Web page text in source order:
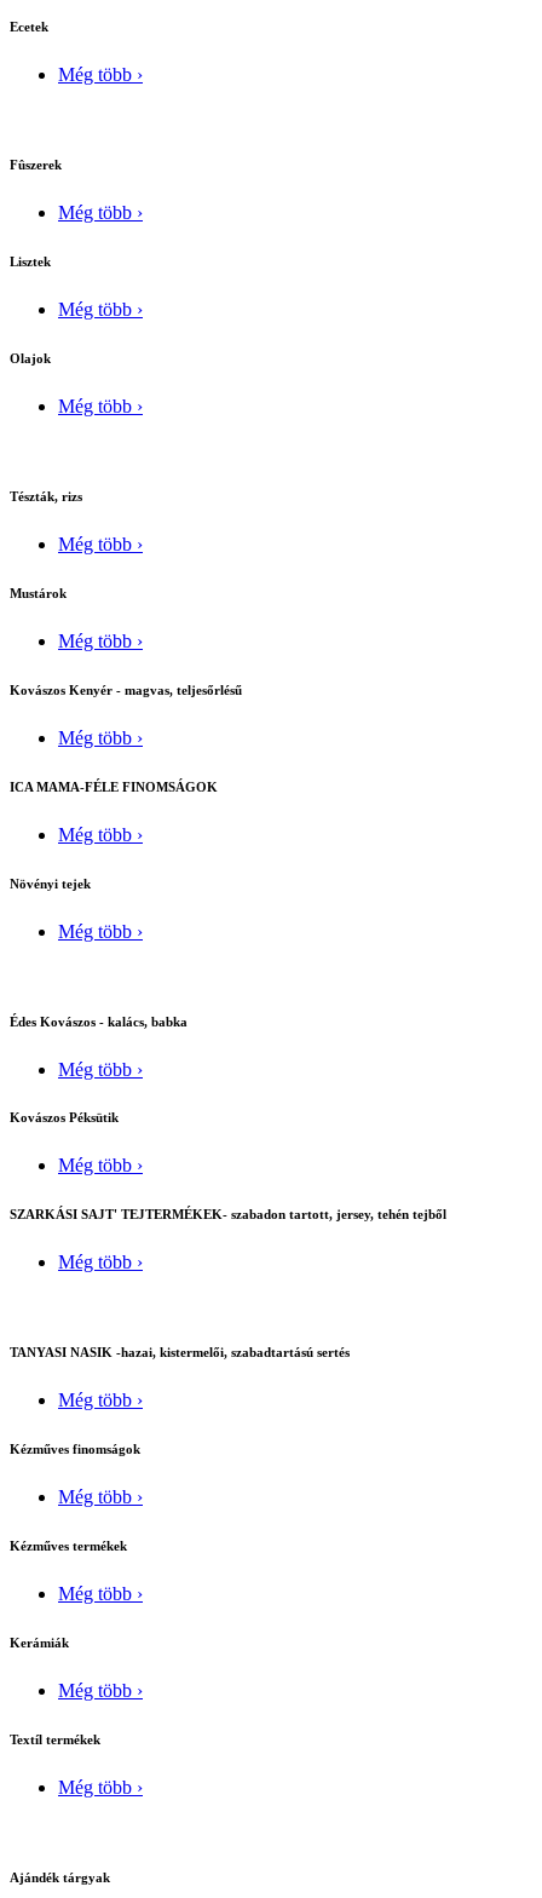
Ecetek
Még több ›
Fûszerek
Még több ›
Lisztek
Még több ›
Olajok
Még több ›
Tészták, rizs
Még több ›
Mustárok
Még több ›
Kovászos Kenyér - magvas, teljesőrlésű
Még több ›
ICA MAMA-FÉLE FINOMSÁGOK
Még több ›
Növényi tejek
Még több ›
Édes Kovászos - kalács, babka
Még több ›
Kovászos Péksütik
Még több ›
SZARKÁSI SAJT' TEJTERMÉKEK- szabadon tartott, jersey, tehén tejből
Még több ›
TANYASI NASIK -hazai, kistermelői, szabadtartású sertés
Még több ›
Kézműves finomságok
Még több ›
Kézműves termékek
Még több ›
Kerámiák
Még több ›
Textíl termékek
Még több ›
Ajándék tárgyak